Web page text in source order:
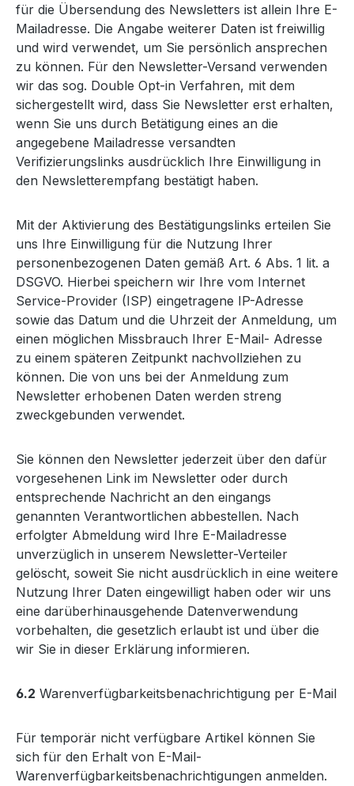
für die Übersendung des Newsletters ist allein Ihre E-
Mailadresse. Die Angabe weiterer Daten ist freiwillig
und wird verwendet, um Sie persönlich ansprechen
zu können. Für den Newsletter-Versand verwenden
wir das sog. Double Opt-in Verfahren, mit dem
sichergestellt wird, dass Sie Newsletter erst erhalten,
wenn Sie uns durch Betätigung eines an die
angegebene Mailadresse versandten
Verifizierungslinks ausdrücklich Ihre Einwilligung in
den Newsletterempfang bestätigt haben.
Mit der Aktivierung des Bestätigungslinks erteilen Sie
uns Ihre Einwilligung für die Nutzung Ihrer
personenbezogenen Daten gemäß Art. 6 Abs. 1 lit. a
DSGVO. Hierbei speichern wir Ihre vom Internet
Service-Provider (ISP) eingetragene IP-Adresse
sowie das Datum und die Uhrzeit der Anmeldung, um
einen möglichen Missbrauch Ihrer E-Mail- Adresse
zu einem späteren Zeitpunkt nachvollziehen zu
können. Die von uns bei der Anmeldung zum
Newsletter erhobenen Daten werden streng
zweckgebunden verwendet.
Sie können den Newsletter jederzeit über den dafür
vorgesehenen Link im Newsletter oder durch
entsprechende Nachricht an den eingangs
genannten Verantwortlichen abbestellen. Nach
erfolgter Abmeldung wird Ihre E-Mailadresse
unverzüglich in unserem Newsletter-Verteiler
gelöscht, soweit Sie nicht ausdrücklich in eine weitere
Nutzung Ihrer Daten eingewilligt haben oder wir uns
eine darüberhinausgehende Datenverwendung
vorbehalten, die gesetzlich erlaubt ist und über die
wir Sie in dieser Erklärung informieren.
6.2 Warenverfügbarkeitsbenachrichtigung per E-Mail
Für temporär nicht verfügbare Artikel können Sie
sich für den Erhalt von E-Mail-
Warenverfügbarkeitsbenachrichtigungen anmelden.